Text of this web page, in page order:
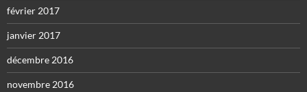
février 2017
janvier 2017
décembre 2016
novembre 2016